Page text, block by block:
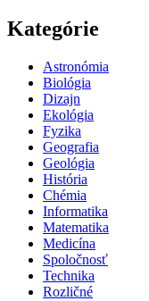
Kategórie
Astronómia
Biológia
Dizajn
Ekológia
Fyzika
Geografia
Geológia
História
Chémia
Informatika
Matematika
Medicína
Spoločnosť
Technika
Rozličné